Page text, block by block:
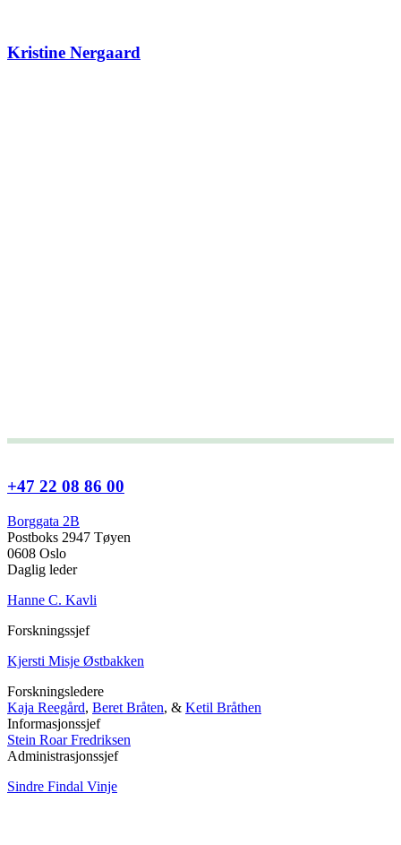
Kristine Nergaard
+47 22 08 86 00
Borggata 2B
Postboks 2947 Tøyen
0608 Oslo
Daglig leder
Hanne C. Kavli
Forskningssjef
Kjersti Misje Østbakken
Forskningsledere
Kaja Reegård, Beret Bråten, & Ketil Bråthen
Informasjonssjef
Stein Roar Fredriksen
Administrasjonssjef
Sindre Findal Vinje